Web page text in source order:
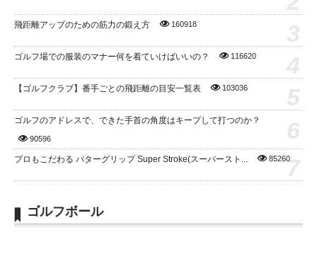
飛距離アップのための筋力の鍛え方 160918
ゴルフ場での服装のマナー何を着ていけばいいの？ 116620
【ゴルフクラブ】番手ごとの飛距離の目安一覧表 103036
ゴルフのアドレスで、できた手首の角度はキープして打つのか？
90596
プロもこだわる パターグリップ Super Stroke(スーパースト... 85260
7
ゴルフボール